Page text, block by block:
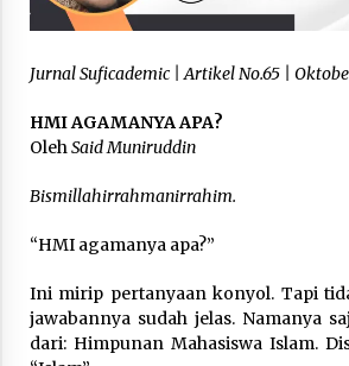
3 months ago
Takut Mati
Siswa YPHC
Said Muniruddin Beri
untuk 179 Guru Diniyah
Aceh
4 months ago
Jurnal Suficademic | Artikel No.65 |
HMI AGAMANYA APA?
OlehSaid Muniruddin
Bismillahirrahmanirrahim.
“HMI agamanya apa?”
Ini mirip pertanyaan konyol. Tapi
jawabannya sudah jelas. Namanya
dari: Himpunan Mahasiswa Islam.